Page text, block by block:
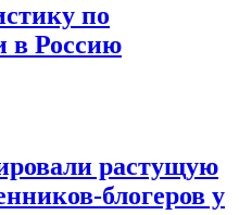
по
в Россию
растущую
блогеров у